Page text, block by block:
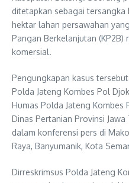
ditetapkan sebagai
hektar lahan persawahan
Pangan Berkelanjutan
komersial.
Pengungkapan kasus
Polda Jateng Kombes Pol
Humas Polda Jateng Kombes
Dinas Pertanian Provinsi
dalam konferensi pers di
Raya, Banyumanik, Kota
Dirreskrimsus Polda Jateng